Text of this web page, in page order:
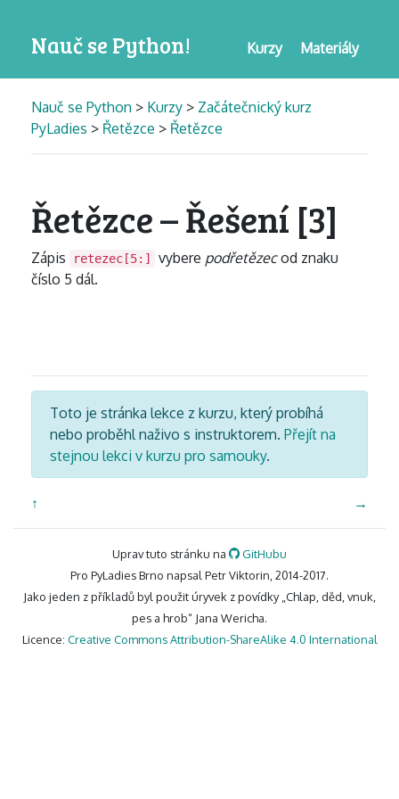
Nauč se Python! Materiály
Kurzy
Nauč se Python > Kurzy > Začátečnický kurz
PyLadies > Řetězce > Řetězce
Řetězce – Řešení [3]
Zápis retezec[5:] vybere podřetězecod znaku
číslo 5 dál.
Toto je stránka lekce z kurzu, který probíhá
nebo proběhl naživo s instruktorem. Přejít na
stejnou lekci v kurzu pro samouky.
↑ →
Uprav tuto stránku na
GitHubu
Pro PyLadies Brno napsal Petr Viktorin, 2014-2017.
Jako jeden z příkladů byl použit úryvek z povídky „Chlap, děd, vnuk,
pes a hrob“ Jana Wericha.
Licence: Creative Commons Attribution-ShareAlike 4.0 International